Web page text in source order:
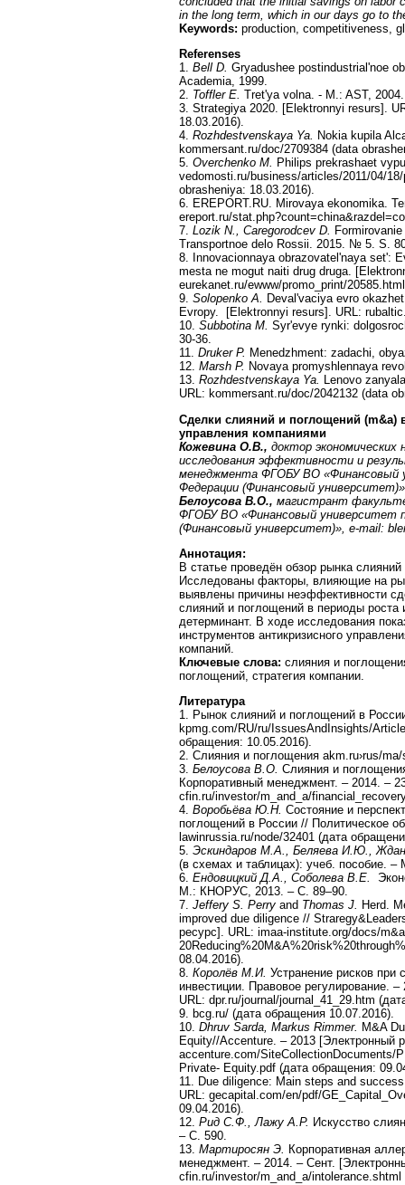
in the long term, which in our days go to
Keywords: production, competitiveness,
Referenses
1. Bell D. Gryadushee postindustrial'noe
Academia, 1999.
2. Toffler E. Tret'ya volna. - M.: AST, 2004.
3. Strategiya 2020. [Elektronnyi resurs].
18.03.2016).
4. Rozhdestvenskaya Ya. Nokia kupila
kommersant.ru/doc/2709384 (data
5. Overchenko M. Philips prekrashaet
vedomosti.ru/business/articles/2011/04/
obrasheniya: 18.03.2016).
6. EREPORT.RU. Mirovaya ekonomika.
ereport.ru/
7. Lozik N., Caregorodcev D.
Transportnoe delo Rossii. 2015. № 5. S.
8. Innovacionnaya obrazovatel'naya set':
mesta ne mogut naiti drug druga.
eurekanet.ru/ewww/promo_print/
9. Solopenko A. Deval'vaciya evro
Evropy. [Elektronnyi resurs]. URL:
10. Subbotina M. Syr'evye rynki:
30-36.
11. Druker P. Menedzhment: zadachi,
12. Marsh P. Novaya promyshlennaya
13. Rozhdestvenskaya Ya. Lenovo
URL: kommersant.ru/doc/2042132 (data
Сделки слияний и поглощений (m&a)
управления компаниями
Кожевина О.В., доктор экономических
исследования эффективности и
менеджмента ФГОБУ ВО «Финансовый
Федерации (Финансовый
Белоусова В.О., магистрант
ФГОБУ ВО «Финансовый университет
(Финансовый университет)», e-mail:
Аннотация:
В статье проведён обзор рынка
Исследованы факторы, влияющие на
выявлены причины неэффективности
слияний и поглощений в периоды
детерминант. В ходе исследования
инструментов антикризисного
компаний.
Ключевые слова: слияния и
поглощений, стратегия компании.
Литература
1. Рынок слияний и поглощений в
kpmg.com/RU/ru/IssuesAndInsights/
обращения: 10.05.2016).
2. Слияния и поглощения akm.ru›rus/
3. Белоусова В.О. Слияния и
Корпоративный менеджмент. – 2014. –
cfin.ru/investor/m_and_a/
4. Воробьёва Ю.Н. Состояние и
поглощений в России // Политическое
lawinrussia.ru/node/32401 (дата
5. Эскиндаров М.А., Беляева И.Ю.,
(в схемах и таблицах): учеб. пособие.
6. Ендовицкий Д.А., Соболева В.Е.
М.: КНОРУС, 2013. – С. 89–90.
7. Jeffery S. Perry and Thomas J. Herd.
improved due diligence //
ресурс]. URL: imaa-institute.org/docs/
08.04.2016).
8. Королёв М.И. Устранение рисков
инвестиции. Правовое регулирование.
URL: dpr.ru/journal/journal_41_29.htm
9. bcg.ru/ (дата обращения 10.07.2016).
10. Dhruv Sarda, Markus Rimmer. M&A
Equity//Accenture. – 2013 [Электронный
accenture.com/SiteCollectionDocuments/
Private- Equity.pdf (дата обращения:
11. Due diligence: Main steps and
URL: gecapital.com/en/pdf/
09.04.2016).
12. Рид С.Ф., Лажу А.Р. Искусство
– С. 590.
13. Мартиросян Э. Корпоративная
менеджмент. – 2014. – Сент.
cfin.ru/investor/m_and_a/